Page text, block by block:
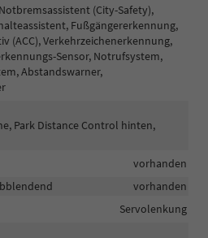
(City-Safety),
Fußgängererkennung,
(ACC), Verkehrzeichenerkennung,
Sensor, Notrufsystem,
Abstandswarner,
Park Distance Control hinten,
vorhanden
vorhanden
Servolenkung